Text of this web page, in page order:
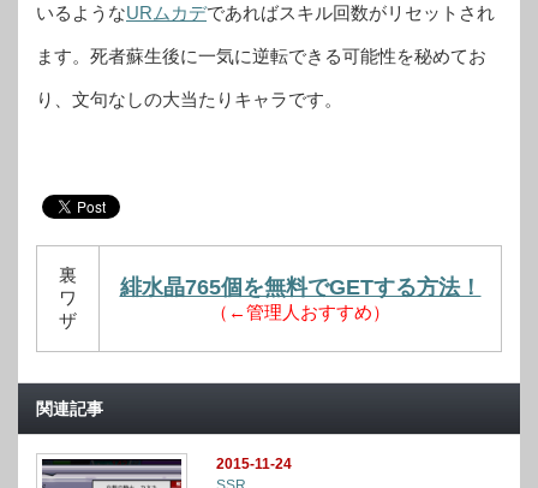
いるようなURムカデであればスキル回数がリセットされ
ます。死者蘇生後に一気に逆転できる可能性を秘めてお
り、文句なしの大当たりキャラです。
裏
ワ
ザ
緋水晶765個を無料でGETする方法！
（←管理人おすすめ）
関連記事
2015-11-24